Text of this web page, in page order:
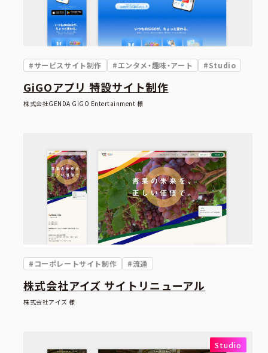
#サービスサイト制作 #エンタメ・趣味・アート #Studio
GiGOアプリ 特設サイト制作
株式会社GENDA GiGO Entertainment 様
#コーポレートサイト制作 #流通
株式会社アイズ サイトリニューアル
株式会社アイズ 様
Studio